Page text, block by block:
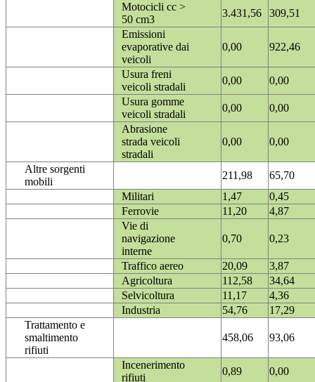
Motocicli cc >
50 cm3
3.431,56
309,51
Emissioni
evaporative dai
veicoli
0,00 922,46
Usura freni
veicoli stradali
0,00
0,00
Usura gomme
veicoli stradali
0,00
0,00
Abrasione
strada veicoli
stradali
0,00 0,00
Altre sorgenti
mobili
211,98
65,70
Militari
1,47
0,45
Ferrovie
11,20
4,87
Vie di
navigazione
interne
0,70 0,23
Traffico aereo 20,09
3,87
Agricoltura
112,58
34,64
Selvicoltura
11,17
4,36
Industria
54,76
17,29
Trattamento e
smaltimento
rifiuti
458,06 93,06
Incenerimento
rifiuti
0,89
0,00